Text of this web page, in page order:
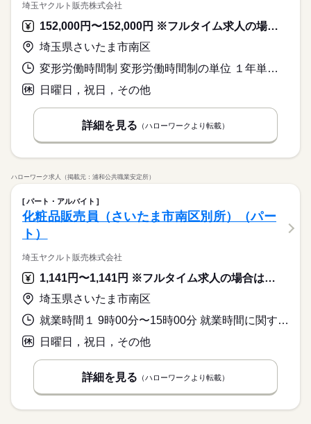
埼玉ヤクルト販売株式会社
152,000円〜152,000円 ※フルタイム求人の場合は月額（換算額）、パート求人の場合は時間額を表示しています。
埼玉県さいたま市南区
変形労働時間制 変形労働時間制の単位 １年単位 就業時間１ 9時00分〜16時00分
日曜日，祝日，その他
詳細を見る （ハローワークより転載）
ハローワーク求人（掲載元：浦和公共職業安定所）
パート・アルバイト
化粧品販売員（さいたま市南区別所）（パー
ト）
埼玉ヤクルト販売株式会社
1,141円〜1,141円 ※フルタイム求人の場合は月額（換算額）、パート求人の場合は時間額を表示しています。
埼玉県さいたま市南区
就業時間１ 9時00分〜15時00分 就業時間に関する特記事項 週２９時間勤務まで可
日曜日，祝日，その他
詳細を見る （ハローワークより転載）